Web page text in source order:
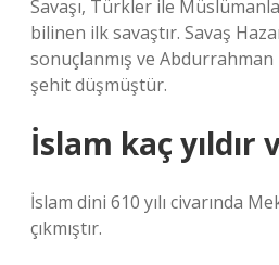
Savaşı, Türkler ile
bilinen ilk savaştır. Savaş
sonuçlanmış ve
şehit düşmüştür.
İslam kaç yıldır
İslam dini 610 yılı civarında
çıkmıştır.